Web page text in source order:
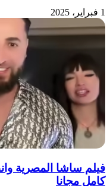
1 فبراير، 2025
كامل مجانا